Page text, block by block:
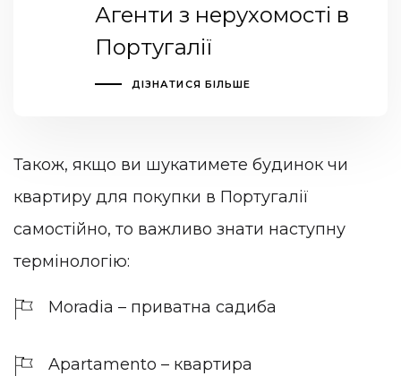
Агенти з нерухомості в
Португалії
ДІЗНАТИСЯ БІЛЬШЕ
Також, якщо ви шукатимете будинок чи
квартиру для покупки в Португалії
самостійно, то важливо знати наступну
термінологію:
Moradia – приватна садиба
Apartamento – квартира